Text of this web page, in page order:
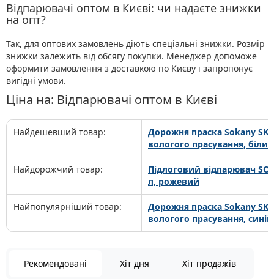
Відпарювачі оптом в Києві: чи надаєте знижки
на опт?
Так, для оптових замовлень діють спеціальні знижки. Розмір
знижки залежить від обсягу покупки. Менеджер допоможе
оформити замовлення з доставкою по Києву і запропонує
вигідні умови.
Ціна на: Відпарювачі оптом в Києві
Найдешевший товар:
Дорожня праска Sokany SK-
вологого прасування, білий
Найдорожчий товар:
Підлоговий відпарювач
л, рожевий
Найпопулярніший товар:
Дорожня праска Sokany SK-
вологого прасування, синій
Рекомендовані Хіт дня Хіт продажів